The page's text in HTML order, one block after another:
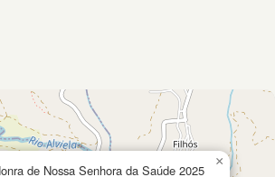
de Nossa Senhora da Saúde 2025
×